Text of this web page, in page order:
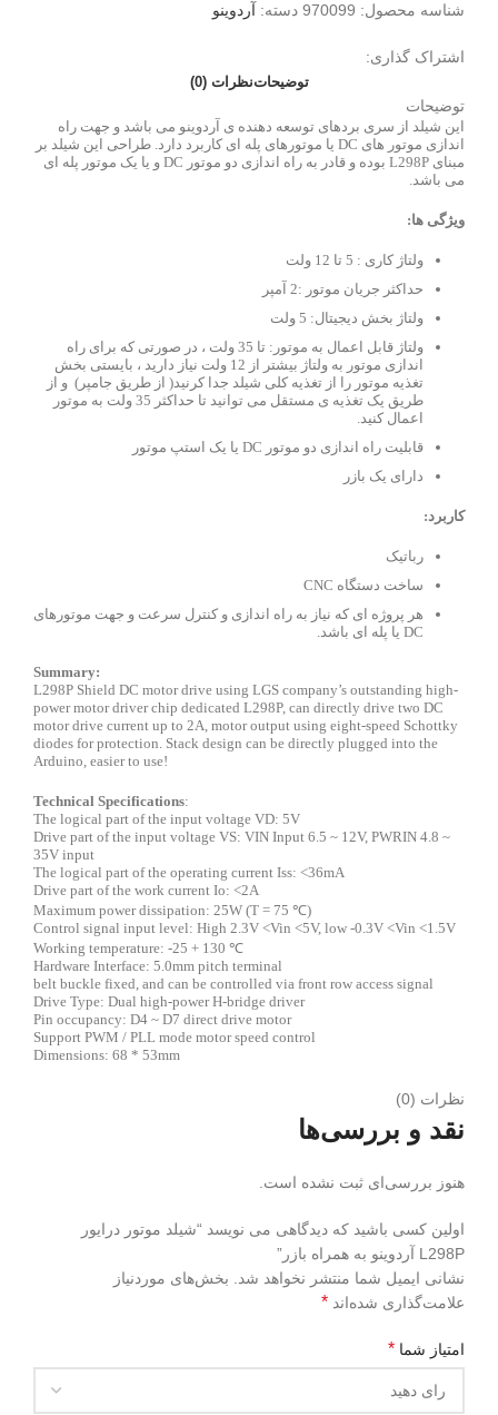
شناسه محصول: 970099 دسته: آردوینو
اشتراک گذاری:
توضیحاتنظرات (0)
توضیحات
این شیلد از سری بردهای توسعه دهنده ی آردوینو می باشد و جهت راه
اندازی موتور های DC یا موتورهای پله ای کاربرد دارد. طراحی این شیلد بر
مبنای L298P بوده و قادر به راه اندازی دو موتور DC و یا یک موتور پله ای
می باشد.
ویژگی ها:
ولتاژ کاری : 5 تا 12 ولت
حداکثر جریان موتور :2 آمپر
ولتاژ بخش دیجیتال: 5 ولت
ولتاژ قابل اعمال به موتور: تا 35 ولت ، در صورتی که برای راه
اندازی موتور به ولتاژ بیشتر از 12 ولت نیاز دارید ، بایستی بخش
تغذیه موتور را از تغذیه کلی شیلد جدا کرنید( از طریق جامپر) و از
طریق یک تغذیه ی مستقل می توانید تا حداکثر 35 ولت به موتور
اعمال کنید.
قابلیت راه اندازی دو موتور DC یا یک استپ موتور
دارای یک بازر
کاربرد:
رباتیک
ساخت دستگاه CNC
هر پروژه ای که نیاز به راه اندازی و کنترل سرعت و جهت موتورهای
DC یا پله ای باشد.
Summary:
L298P Shield DC motor drive using LGS company’s outstanding high-
power motor driver chip dedicated L298P, can directly drive two DC
motor drive current up to 2A, motor output using eight-speed Schottky
diodes for protection. Stack design can be directly plugged into the
Arduino, easier to use!
Technical Specifications:
The logical part of the input voltage VD: 5V
Drive part of the input voltage VS: VIN Input 6.5 ~ 12V, PWRIN 4.8 ~
35V input
The logical part of the operating current Iss: <36mA
Drive part of the work current Io: <2A
Maximum power dissipation: 25W (T = 75 ℃)
Control signal input level: High 2.3V <Vin <5V, low -0.3V <Vin <1.5V
Working temperature: -25 + 130 ℃
Hardware Interface: 5.0mm pitch terminal
belt buckle fixed, and can be controlled via front row access signal
Drive Type: Dual high-power H-bridge driver
Pin occupancy: D4 ~ D7 direct drive motor
Support PWM / PLL mode motor speed control
Dimensions: 68 * 53mm
نظرات (0)
نقد و بررسی‌ها
هنوز بررسی‌ای ثبت نشده است.
اولین کسی باشید که دیدگاهی می نویسد “شیلد موتور درایور
L298P آردوینو به همراه بازر”
نشانی ایمیل شما منتشر نخواهد شد.
بخش‌های موردنیاز
علامت‌گذاری شده‌اند *
امتیاز شما *